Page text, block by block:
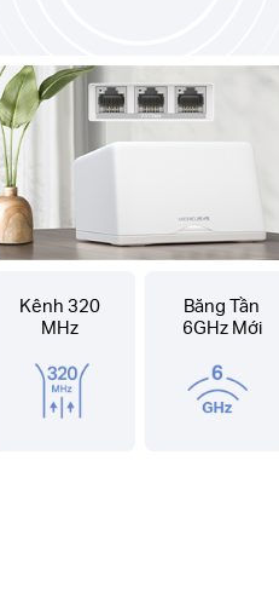
Kênh 320
MHz
Băng Tần
6GHz Mới